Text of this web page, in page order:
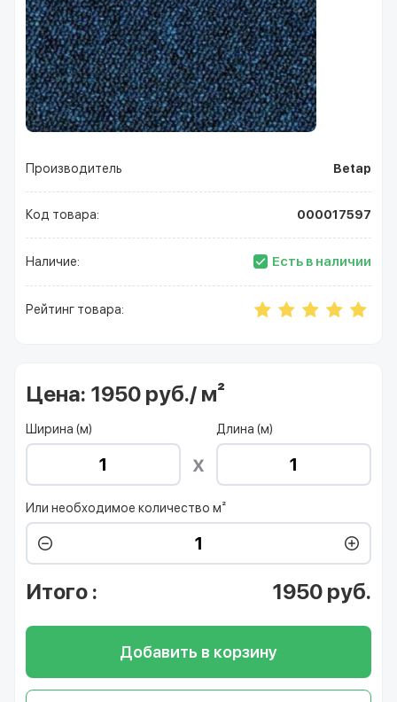
Производитель Betap
Код товара: 000017597
Наличие: Есть в наличии
Рейтинг товара:
Цена: 1950 руб./ м²
Ширина (м) Длина (м)
Или необходимое количество м²
Итого : 1950 руб.
Добавить в корзину